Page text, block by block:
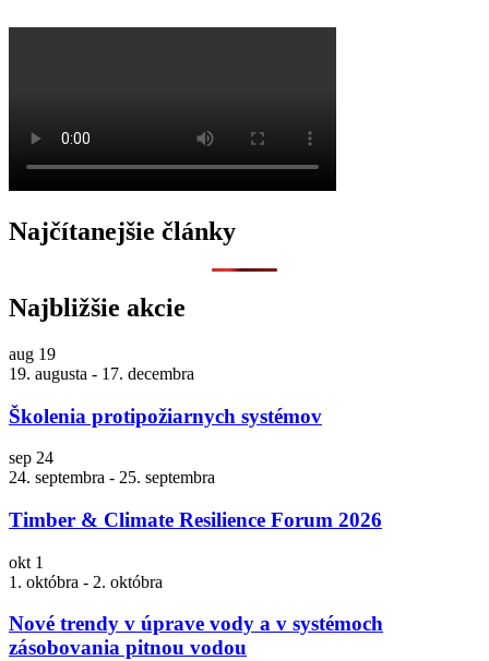
Najčítanejšie články
Najbližšie akcie
aug 19
19. augusta - 17. decembra
Školenia protipožiarnych systémov
sep 24
24. septembra - 25. septembra
Timber & Climate Resilience Forum 2026
okt 1
1. októbra - 2. októbra
Nové trendy v úprave vody a v systémoch
zásobovania pitnou vodou